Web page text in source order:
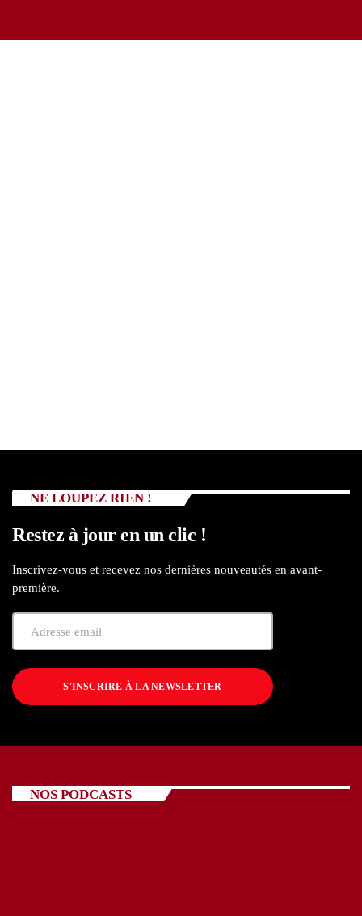
NE LOUPEZ RIEN !
Restez à jour en un clic !
Inscrivez-vous et recevez nos dernières nouveautés en avant-
première.
S'INSCRIRE À LA NEWSLETTER
NOS PODCASTS